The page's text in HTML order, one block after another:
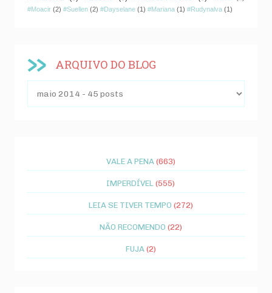
#Moacir (2) #Suellen (2) #Dayselane (1) #Mariana (1) #Rudynalva (1)
ARQUIVO DO BLOG
VALE A PENA (663)
IMPERDÍVEL (555)
LEIA SE TIVER TEMPO (272)
NÃO RECOMENDO (22)
FUJA (2)